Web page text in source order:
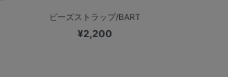
ビーズストラップ/BART
¥2,200